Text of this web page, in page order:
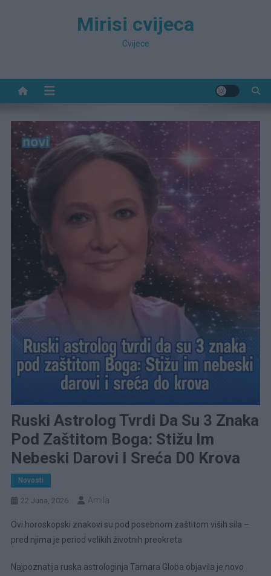
Mirisi cvijeca
Cvijece
Ruski Astrolog Tvrdi Da Su 3 Znaka
Pod Zaštitom Boga: Stižu Im
Nebeski Darovi I Sreća D0 Krova
Novosti
22 Juna, 2026 Amila
Ovi horoskopski znakovi su pod posebnom zaštitom viših sila –
pred njima je period velikih životnih preokreta
Najpoznatija ruska astrologinja Tamara Globa objavila je novo